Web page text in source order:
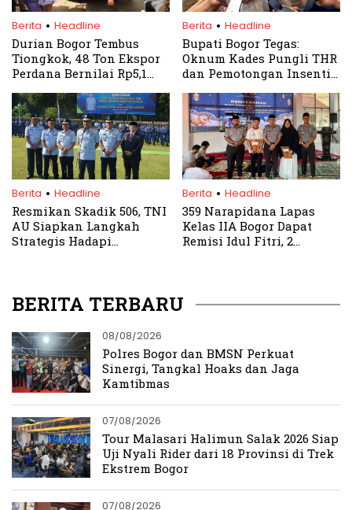
Berita . Headline
Durian Bogor Tembus
Tiongkok, 48 Ton Ekspor
Perdana Bernilai Rp5,1
Berita . Headline
Bupati Bogor Tegas:
Oknum Kades Pungli THR
dan Pemotongan Insentif
Diproses Hukum
Berita . Headline
Resmikan Skadik 506, TNI
AU Siapkan Langkah
Strategis Hadapi
Berita . Headline
359 Narapidana Lapas
Kelas IIA Bogor Dapat
Remisi Idul Fitri, 2
BERITA TERBARU
08/08/2026
Polres Bogor dan BMSN Perkuat
Sinergi, Tangkal Hoaks dan Jaga
Kamtibmas
07/08/2026
Tour Malasari Halimun Salak 2026 Siap
Uji Nyali Rider dari 18 Provinsi di Trek
Ekstrem Bogor
07/08/2026